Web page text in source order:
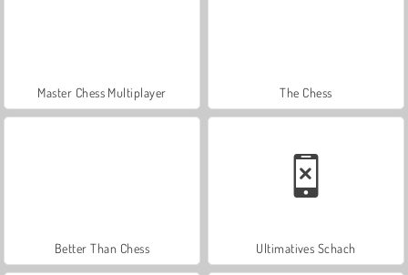
Master Chess Multiplayer The Chess
Better Than Chess Ultimatives Schach